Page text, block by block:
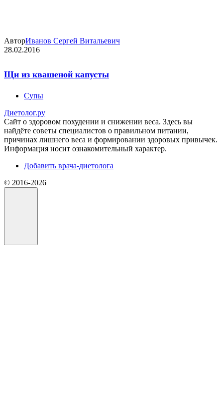
АвторИванов Сергей Витальевич
28.02.2016
Щи из квашеной капусты
Супы
Диетолог.ру
Сайт о здоровом похудении и снижении веса. Здесь вы
найдёте советы специалистов о правильном питании,
причинах лишнего веса и формировании здоровых привычек.
Информация носит ознакомительный характер.
Добавить врача-диетолога
©️ 2016-2026